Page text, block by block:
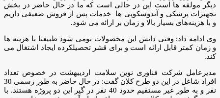
دیگر مولفه ها است این در حالی است که ما در حال حاضر در بخش
تجهیزات پزشکی و آندوسکوپی ها خدمات پس از فروش ضعیفی داریم
و با هزینه‌های بسیار بالا و زمان بر ارائه می شود.
وی ادامه داد: وقتی دانش این محصولات بومی شود طبیعتا با هزینه ها
و زمان کمتر قابل ارائه است و برای قشر تحصیلکرده ایجاد اشتغال می
کند.
مدیرعامل شرکت فناوری نوین سلامت اردیبهشت در خصوص تعداد
افراد شاغل در این دو طرح کلان گفت: در حال حاضر به طور رسمی 30
نفر و به طور غیر مستقیم حدود 40 نفر در گیر این دو پروژه هستند. با